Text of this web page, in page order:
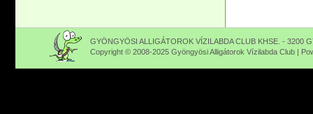
GYÖNGYÖSI ALLIGÁTOROK VÍZILABDA CLUB KHSE. - 3200
Copyright © 2008-2025 Gyöngyösi Alligátorok Vízilabda Club |